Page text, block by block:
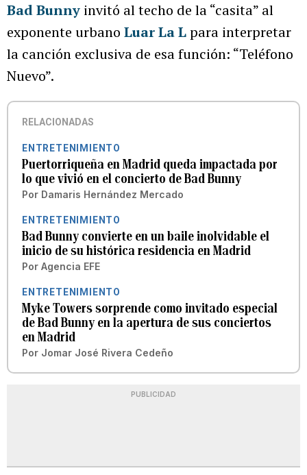
Bad Bunny invitó al techo de la “casita” al
exponente urbano Luar La Lpara interpretar
la canción exclusiva de esa función: “Teléfono
Nuevo”.
RELACIONADAS
ENTRETENIMIENTO
Puertorriqueña en Madrid queda impactada por
lo que vivió en el concierto de Bad Bunny
Por Damaris Hernández Mercado
ENTRETENIMIENTO
Bad Bunny convierte en un baile inolvidable el
inicio de su histórica residencia en Madrid
Por Agencia EFE
ENTRETENIMIENTO
Myke Towers sorprende como invitado especial
de Bad Bunny en la apertura de sus conciertos
en Madrid
Por Jomar José Rivera Cedeño
PUBLICIDAD